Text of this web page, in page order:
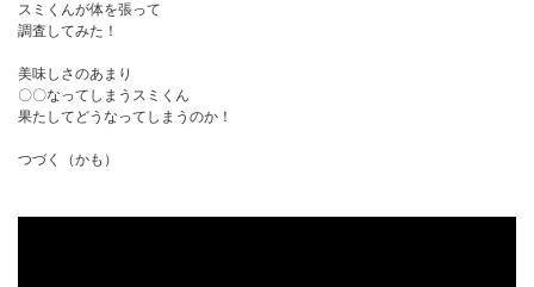
スミくんが体を張って
調査してみた！
美味しさのあまり
〇〇なってしまうスミくん
果たしてどうなってしまうのか！
つづく（かも）